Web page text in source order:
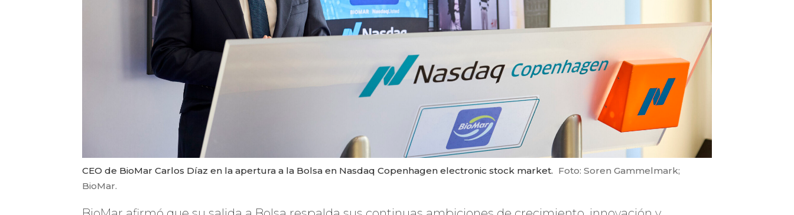
CEO de BioMar Carlos Díaz en la apertura a la Bolsa en Nasdaq Copenhagen electronic stock market. Foto: Soren Gammelmark;
BioMar.